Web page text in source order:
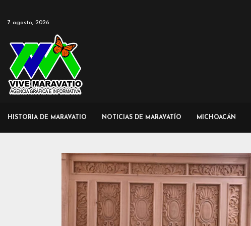
7 agosto, 2026
HISTORIA DE MARAVATIO NOTICIAS DE MARAVATÍO MICHOACÁN